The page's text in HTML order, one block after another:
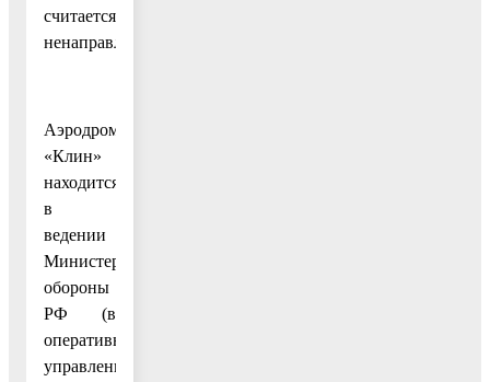
считается
ненаправленным.
Аэродром
«Клин»
находится
в
ведении
Министерства
обороны
РФ (в
оперативном
управлении